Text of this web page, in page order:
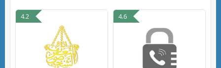
4.2 4.6